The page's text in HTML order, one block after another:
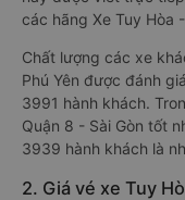
các hãng Xe Tuy Hòa
Chất lượng các xe
Phú Yên được đánh
3991 hành khách.
Quận 8 - Sài Gòn tốt
3939 hành khách là
2. Giá vé xe Tuy